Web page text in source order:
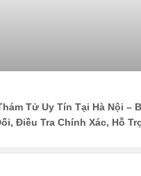
Tử Uy Tín Tại Hà Nội –
Điều Tra Chính Xác, Hỗ